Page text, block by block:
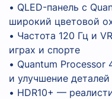
• QLED-панель с
широкий цветовой
• Частота 120 Гц и
играх и спорте
• Quantum
и улучшение деталей
• HDR10+ —